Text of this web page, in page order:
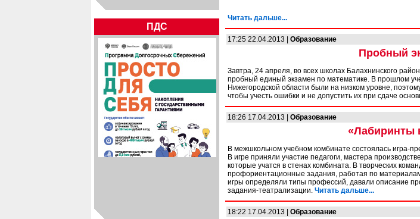
ПДС
Читать дальше...
17:25 22.04.2013 | Образование
Пробный
Завтра, 24 апреля, во всех школах Балахнинского
пробный единый экзамен по математике. В прошлом
Нижегородской области были на низком уровне,
чтобы учесть ошибки и не допустить их при сдаче
18:26 17.04.2013 | Образование
«Лабиринты
В межшкольном учебном комбинате состоялась игра-
В игре приняли участие педагоги, мастера
которые учатся в стенах комбината. В творческих
профориентационные задания, работая по
игры определяли типы профессий, давали описание
задания-театрализации. Читать дальше...
18:22 17.04.2013 | Образование